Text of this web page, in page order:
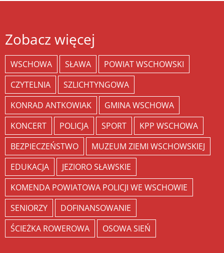
Zobacz więcej
WSCHOWA SŁAWA
POWIAT WSCHOWSKI
CZYTELNIA
SZLICHTYNGOWA
KONRAD ANTKOWIAK
GMINA WSCHOWA
KONCERT
POLICJA SPORT
KPP WSCHOWA
BEZPIECZEŃSTWO
MUZEUM ZIEMI WSCHOWSKIEJ
EDUKACJA
JEZIORO SŁAWSKIE
KOMENDA POWIATOWA POLICJI WE WSCHOWIE
SENIORZY
DOFINANSOWANIE
ŚCIEŻKA ROWEROWA
OSOWA SIEŃ